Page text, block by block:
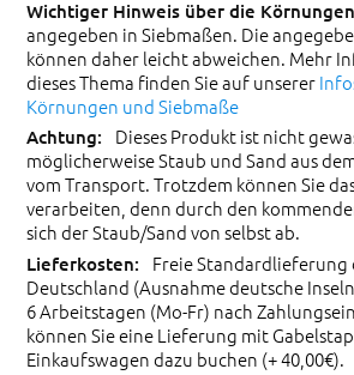
angegeben in Siebmaßen. Die
können daher leicht abweichen. Mehr
dieses Thema finden Sie auf unserer
Körnungen und Siebmaße
Dieses Produkt ist nicht
möglicherweise Staub und Sand aus
vom Transport. Trotzdem können Sie
verarbeiten, denn durch den
sich der Staub/Sand von selbst ab.
Freie Standardlieferung
Deutschland (Ausnahme deutsche
6 Arbeitstagen (Mo-Fr) nach
können Sie eine Lieferung mit
Einkaufswagen dazu buchen (+ 40,00€).